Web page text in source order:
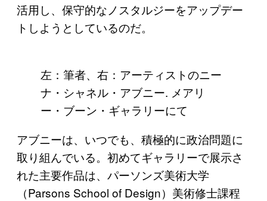
活用し、保守的なノスタルジーをアップデー
トしようとしているのだ。
左：筆者、右：アーティストのニー
ナ・シャネル・アブニー. メアリ
ー・ブーン・ギャラリーにて
アブニーは、いつでも、積極的に政治問題に
取り組んでいる。初めてギャラリーで展示さ
れた主要作品は、パーソンズ美術大学
（Parsons School of Design）美術修士課程